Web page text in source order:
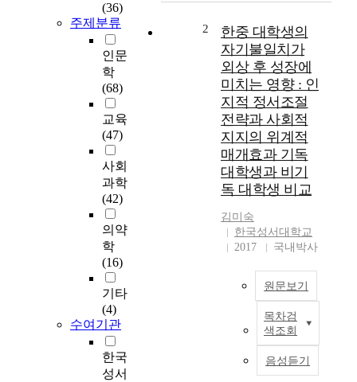
(36)
주제분류
인문
학
(68)
교육
(47)
사회
과학
(42)
의약
학
(16)
기타
(4)
수여기관
한국
성서
2
한중 대학생의
자기불일치가
외상 후 성장에
미치는 영향 : 인
지적 정서조절
전략과 사회적
지지의 위계적
매개효과 기독
대학생과 비기
독 대학생 비교
김미숙
한국성서대학교
2017
국내박사
원문보기
목차검
색조회
음성듣기